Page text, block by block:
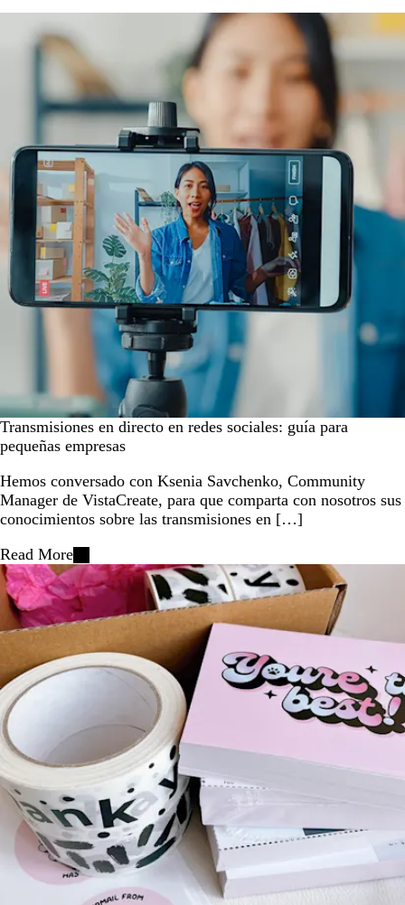
Transmisiones en directo en redes sociales: guía para
pequeñas empresas
Hemos conversado con Ksenia Savchenko, Community
Manager de VistaCreate, para que comparta con nosotros sus
conocimientos sobre las transmisiones en […]
Read More